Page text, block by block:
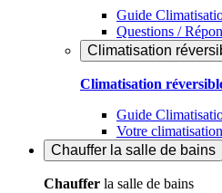
Guide
Questions /
Climatisation
Climatisation
Guide
Votre
Chauffer la salle de bains
Chauffer la salle de bains